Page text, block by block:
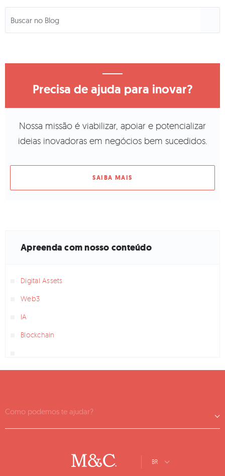
Precisa de ajuda para inovar?
Nossa missão é viabilizar, apoiar e potencializar
ideias inovadoras em negócios bem sucedidos.
SAIBA MAIS
Apreenda com nosso conteúdo
Digital Assets
Web3
IA
Blockchain
Como podemos te ajudar?
BR